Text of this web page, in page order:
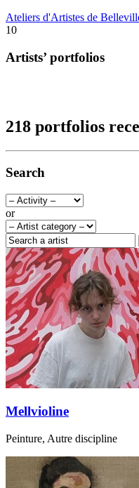
Ateliers d'Artistes de
10
Artists’ portfolios
218 portfolios
Search
or
Mellvioline
Peinture, Autre discipline